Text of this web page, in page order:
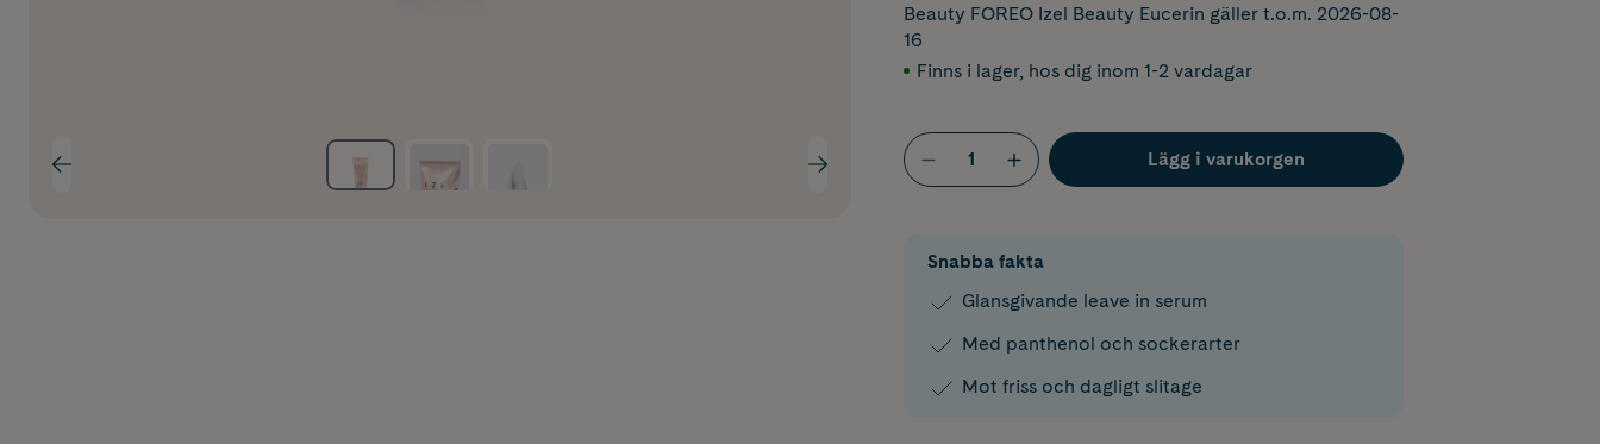
Beauty FOREO Izel Beauty Eucerin gäller t.o.m. 2026-08-
16
Finns i lager, hos dig inom 1-2 vardagar
Lägg i varukorgen
Snabba fakta
Glansgivande leave in serum
Med panthenol och sockerarter
Mot friss och dagligt slitage